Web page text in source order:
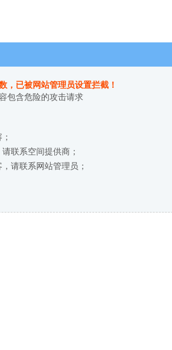
，已被网站管理员设置拦截！
包含危险的攻击请求
联系空间提供商；
请联系网站管理员；